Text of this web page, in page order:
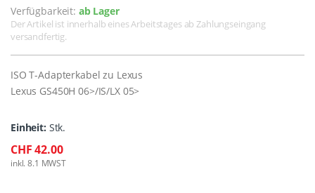
Verfügbarkeit: ab Lager
Der Artikel ist innerhalb eines Arbeitstages ab Zahlungseingang
versandfertig.
ISO T-Adapterkabel zu Lexus
Lexus GS450H 06>/IS/LX 05>
Einheit: Stk.
CHF 42.00
inkl. 8.1 MWST